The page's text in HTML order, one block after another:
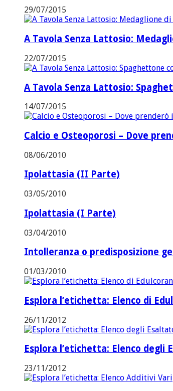
29/07/2015
A Tavola Senza Lattosio:
22/07/2015
A Tavola Senza Lattosio:
14/07/2015
Calcio e Osteoporosi – Dove
08/06/2010
Ipolattasia (II Parte)
03/05/2010
Ipolattasia (I Parte)
03/04/2010
Intolleranza o predisposizione
01/03/2010
Esplora l’etichetta: Elenco di
26/11/2012
Esplora l’etichetta: Elenco degli
23/11/2012